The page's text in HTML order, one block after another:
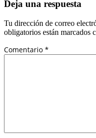
Deja una respuesta
Tu dirección de correo
obligatorios están marcados
Comentario *